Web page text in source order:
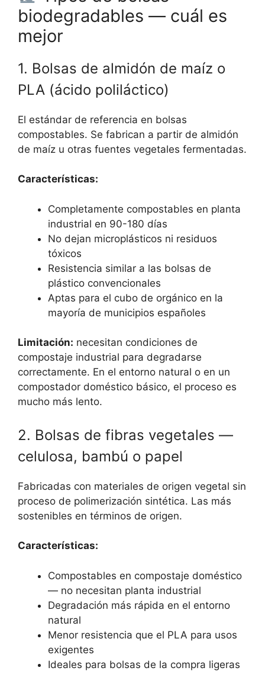
biodegradables — cuál es
mejor
1. Bolsas de almidón de maíz o
PLA (ácido poliláctico)
El estándar de referencia en bolsas
compostables. Se fabrican a partir de almidón
de maíz u otras fuentes vegetales fermentadas.
Características:
Completamente compostables en planta
industrial en 90-180 días
No dejan microplásticos ni residuos
tóxicos
Resistencia similar a las bolsas de
plástico convencionales
Aptas para el cubo de orgánico en la
mayoría de municipios españoles
Limitación: necesitan condiciones de
compostaje industrial para degradarse
correctamente. En el entorno natural o en un
compostador doméstico básico, el proceso es
mucho más lento.
2. Bolsas de fibras vegetales —
celulosa, bambú o papel
Fabricadas con materiales de origen vegetal sin
proceso de polimerización sintética. Las más
sostenibles en términos de origen.
Características:
Compostables en compostaje doméstico
— no necesitan planta industrial
Degradación más rápida en el entorno
natural
Menor resistencia que el PLA para usos
exigentes
Ideales para bolsas de la compra ligeras